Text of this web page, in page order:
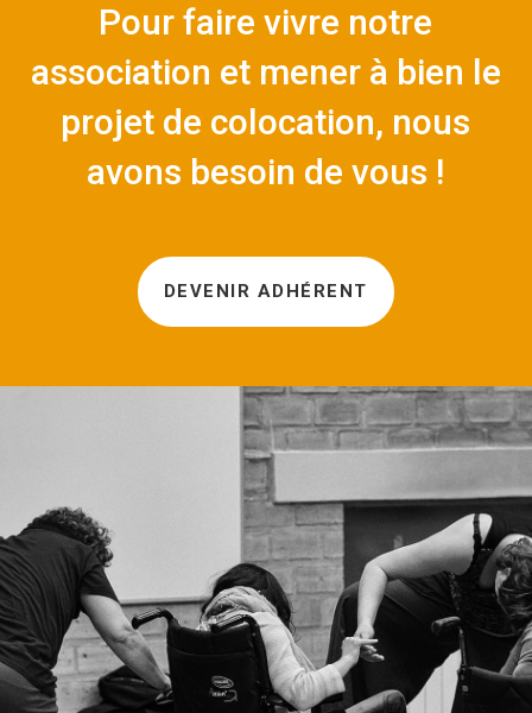
Pour faire vivre notre
association et mener à bien le
projet de colocation, nous
avons besoin de vous !
DEVENIR ADHÉRENT